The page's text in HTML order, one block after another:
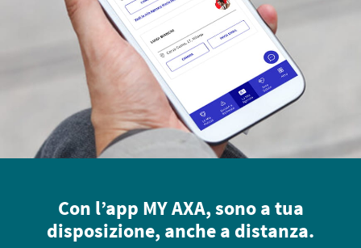
Con l’app MY AXA, sono a tua
disposizione, anche a distanza.